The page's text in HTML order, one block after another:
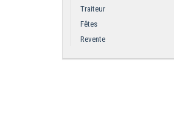
Traiteur
Fêtes
Revente